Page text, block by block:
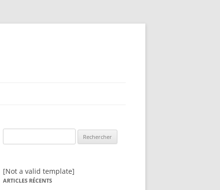
[Not a valid template]
ARTICLES RÉCENTS